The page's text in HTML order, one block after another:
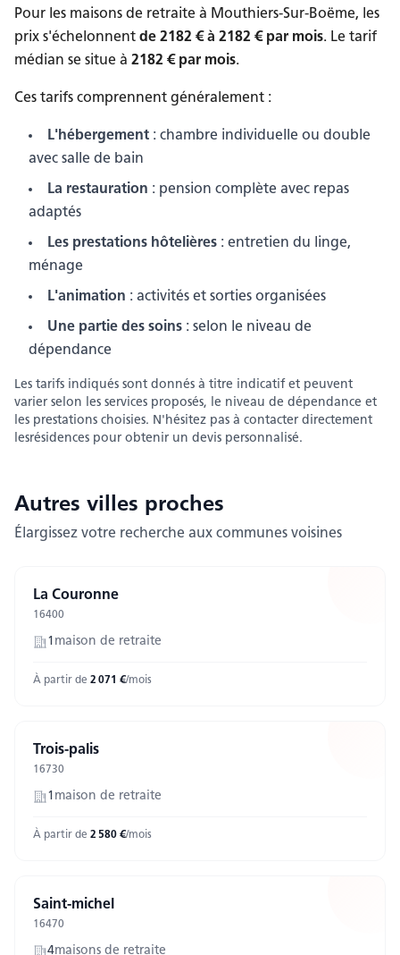
Pour les maisons de retraite à Mouthiers-Sur-Boëme, les
prix s'échelonnent de 2182 € à 2182 € par mois. Le tarif
médian se situe à 2182 € par mois.
Ces tarifs comprennent généralement :
L'hébergement : chambre individuelle ou double
avec salle de bain
La restauration : pension complète avec repas
adaptés
Les prestations hôtelières : entretien du linge,
ménage
L'animation : activités et sorties organisées
Une partie des soins : selon le niveau de
dépendance
Les tarifs indiqués sont donnés à titre indicatif et peuvent
varier selon les services proposés, le niveau de dépendance et
les prestations choisies. N'hésitez pas à contacter directement
lesrésidences pour obtenir un devis personnalisé.
Autres villes proches
Élargissez votre recherche aux communes voisines
La Couronne
16400
1 maison de retraite
À partir de 2 071 €/mois
Trois-palis
16730
1 maison de retraite
À partir de 2 580 €/mois
Saint-michel
16470
4maisons de retraite